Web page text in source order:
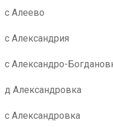
с Алеево
с Александрия
с Александро-
д Александровка
с Александровка